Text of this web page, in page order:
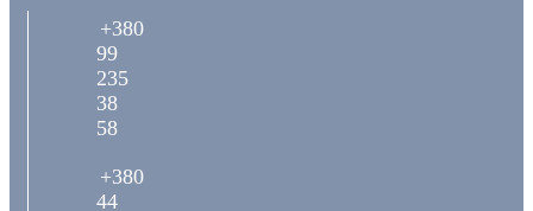
+380
99
235
38
58
+380
44